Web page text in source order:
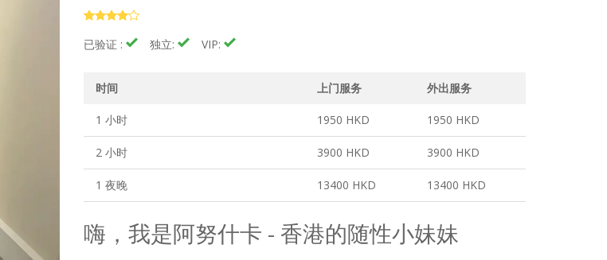
已验证 : 独立: VIP:
时间 上门服务 外出服务
1 小时 1950 HKD 1950 HKD
2 小时 3900 HKD 3900 HKD
1 夜晚 13400 HKD 13400 HKD
嗨，我是阿努什卡 - 香港的随性小妹妹